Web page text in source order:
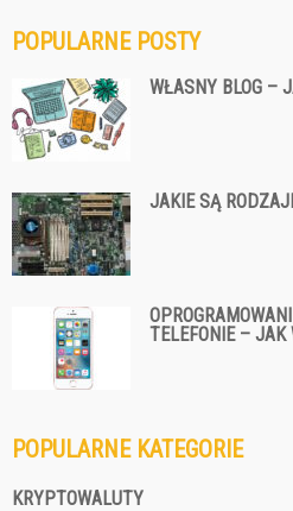
POPULARNE POSTY
WŁASNY BLOG –
JAKIE SĄ
TELEFONIE – JAK
POPULARNE KATEGORIE
KRYPTOWALUTY